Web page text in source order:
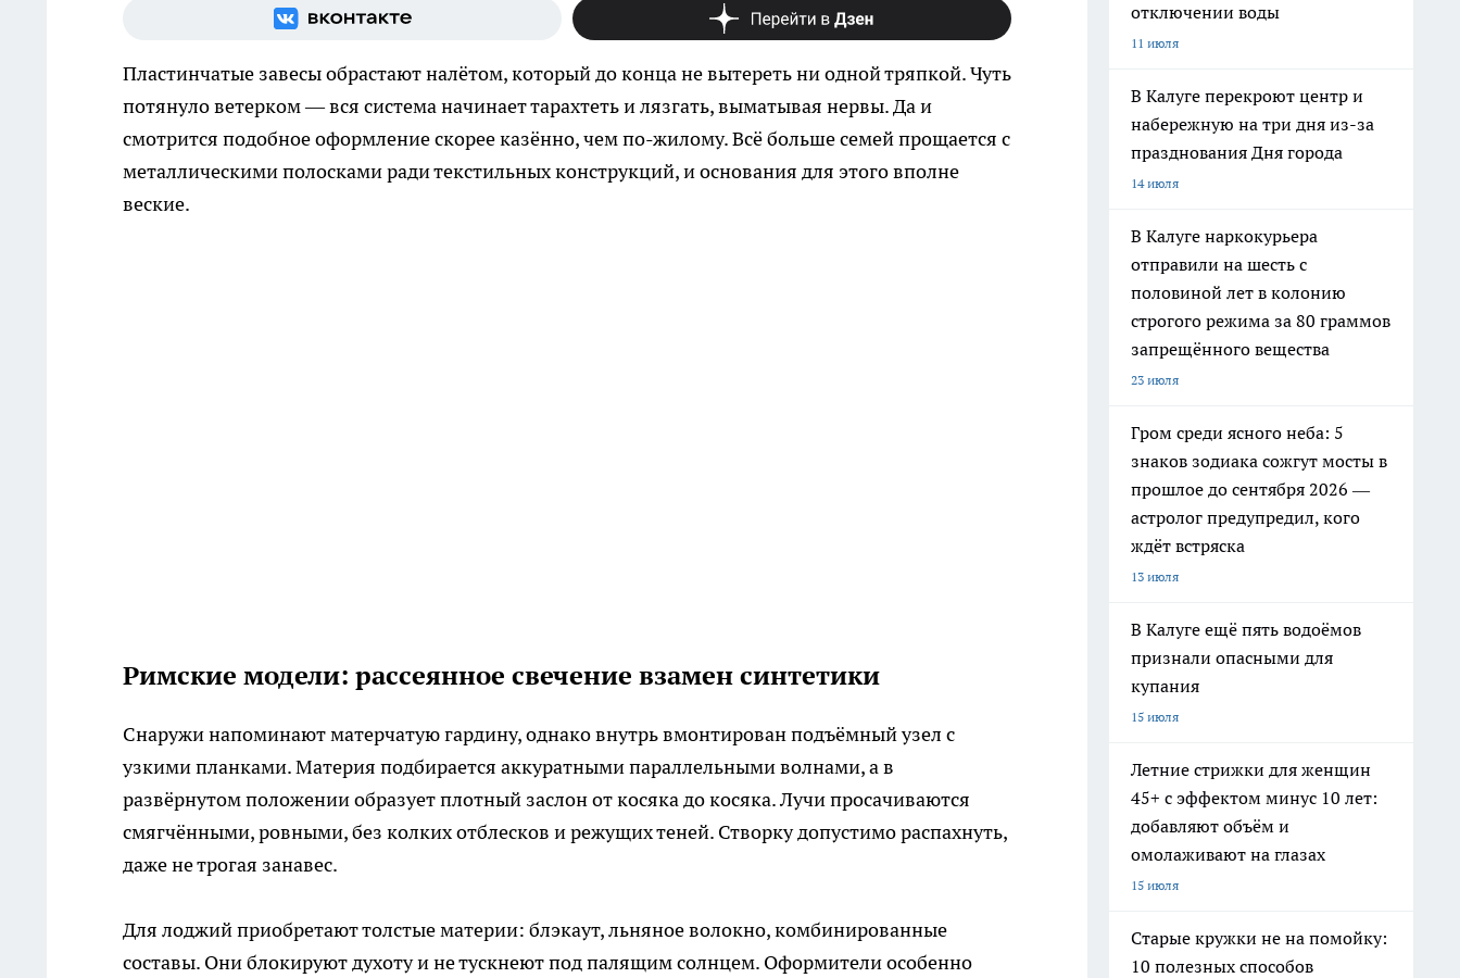
Пластинчатые завесы обрастают налётом, который до конца не вытереть ни одной тряпкой. Чуть
потянуло ветерком — вся система начинает тарахтеть и лязгать, выматывая нервы. Да и
смотрится подобное оформление скорее казённо, чем по-жилому. Всё больше семей прощается с
металлическими полосками ради текстильных конструкций, и основания для этого вполне
веские.
Римские модели: рассеянное свечение взамен синтетики
Снаружи напоминают матерчатую гардину, однако внутрь вмонтирован подъёмный узел с
узкими планками. Материя подбирается аккуратными параллельными волнами, а в
развёрнутом положении образует плотный заслон от косяка до косяка. Лучи просачиваются
смягчёнными, ровными, без колких отблесков и режущих теней. Створку допустимо распахнуть,
даже не трогая занавес.
Для лоджий приобретают толстые материи: блэкаут, льняное волокно, комбинированные
составы. Они блокируют духоту и не тускнеют под палящим солнцем. Оформители особенно
отключении воды
11 июля
В Калуге перекроют центр и
набережную на три дня из-за
празднования Дня города
14 июля
В Калуге наркокурьера
отправили на шесть с
половиной лет в колонию
строгого режима за 80 граммов
запрещённого вещества
23 июля
Гром среди ясного неба: 5
знаков зодиака сожгут мосты в
прошлое до сентября 2026 —
астролог предупредил, кого
ждёт встряска
13 июля
В Калуге ещё пять водоёмов
признали опасными для
купания
15 июля
Летние стрижки для женщин
45+ с эффектом минус 10 лет:
добавляют объём и
омолаживают на глазах
15 июля
Старые кружки не на помойку:
10 полезных способов